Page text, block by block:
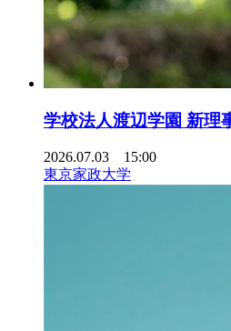
学校法人渡辺学園 新理
2026.07.03 15:00
東京家政大学